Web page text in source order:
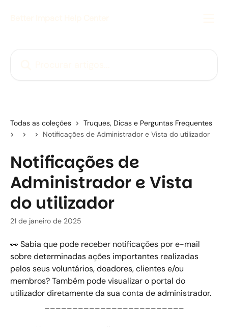
Todas as coleções
Truques, Dicas e Perguntas Frequentes
Notificações de Administrador e Vista do utilizador
Notificações de
Administrador e Vista
do utilizador
21 de janeiro de 2025
👀 Sabia que pode receber notificações por e-mail
sobre determinadas ações importantes realizadas
pelos seus voluntários, doadores, clientes e/ou
membros? Também pode visualizar o portal do
utilizador diretamente da sua conta de administrador.